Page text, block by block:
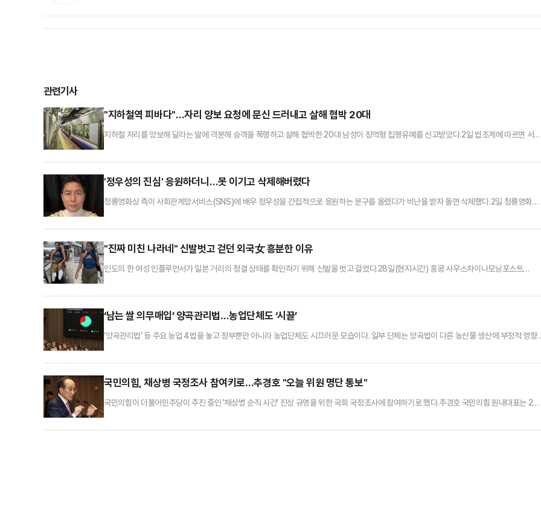
관련기사
"지하철역 피바다"…자리 양보 요청에 문신 드러내고 살해 협박 20대
지하철 자리를 양보해 달라는 말에 격분해 승객을 폭행하고 살해 협박한 20대 남성이 징역형 집행유예를 선고받았다.2일 법조계에 따르면 서울
난 6월 17일 지하철 3호선 열차에서 승객 B씨가 "두 자리를 차지하고 있으니 양보해 달라"고 하자, B씨를 폭행해 다치게 한 혐의를 받는다.A씨
'정우성의 진심' 응원하더니…못 이기고 삭제해버렸다
청룡영화상 측이 사회관계망서비스(SNS)에 배우 정우성을 간접적으로 응원하는 문구를 올렸다가 비난을 받자 돌연 삭제했다.2일 청룡영화상
우성이 제45회 청룡영화상에 참석해 혼외자 스캔들에 대해 사과하는 모습이 담겼다.앞서 정우성은 모델 문가비와의 사이에서 아들을 출산한
"진짜 미친 나라네" 신발벗고 걷던 외국女 흥분한 이유
인도의 한 여성 인플루언서가 일본 거리의 청결 상태를 확인하기 위해 신발을 벗고 걸었다.28일(현지시간) 홍콩 사우스차이나모닝포스트
서 흰 양말 한 켤레를 산 뒤 사람들도 북적거리는 도쿄 거리를 활보했다.제인은 "양말 한 켤레를 새로 사서 바로 일본의 거리로 나갔다"며 "일본이
‘남는 쌀 의무매입’ 양곡관리법…농업단체도 ‘시끌’
‘양곡관리법’ 등 주요 농업 4법을 놓고 정부뿐만 아니라 농업단체도 시끄러운 모습이다. 일부 단체는 양곡법이 다른 농산물 생산에 부정적 영향
한 법률 일부개정법률안’, ‘농어업 재해대책법 일부개정법률안’, ‘농어업재해보험법 일부개정법률안’이 가결됐다. 양곡법은 지난 21대 국회 재의
국민의힘, 채상병 국정조사 참여키로…추경호 "오늘 위원 명단 통보"
국민의힘이 더불어민주당이 추진 중인 '채상병 순직 사건' 진상 규명을 위한 국회 국정조사에 참여하기로 했다.추경호 국민의힘 원내대표는 2일
회의장실에 통보할 것"이라고 밝혔다.추 원내대표는 "각종 청문회, 국정감사 등을 통해서 수없이 진상규명을 위해 국회가 활동해왔고 그럼에도